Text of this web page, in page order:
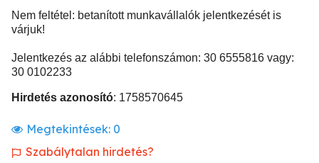
Nem feltétel: betanított munkavállalók jelentkezését is
várjuk!
Jelentkezés az alábbi telefonszámon: 30 6555816 vagy:
30 0102233
Hirdetés azonosító: 1758570645
Megtekintések: 0
Szabálytalan hirdetés?